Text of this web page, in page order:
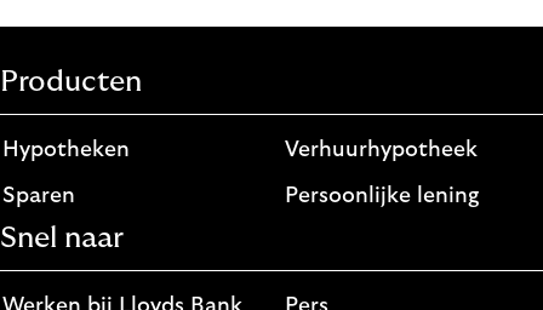
Producten
Hypotheken
Sparen
Verhuurhypotheek
Persoonlijke lening
Snel naar